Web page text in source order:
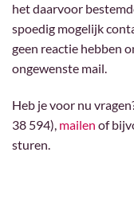
het daarvoor
spoedig mogelijk
geen reactie hebben
ongewenste mail.
Heb je voor nu
38 594), mailen of
sturen.